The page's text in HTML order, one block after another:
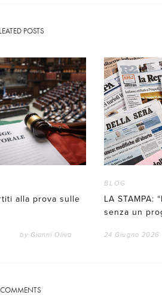
POSTS
alla prova sulle
by Gianni Oliva
BLOG
LA STAMPA:
senza un
24 Giugno 2026